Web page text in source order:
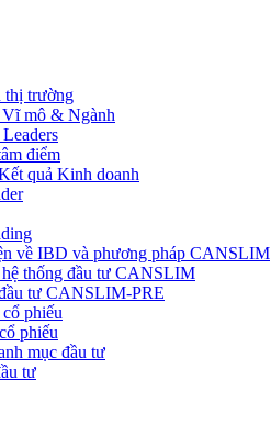
thị trường
Vĩ mô & Ngành
điểm
quả Kinh doanh
về IBD và phương pháp CANSLIM
thống đầu tư CANSLIM
tư CANSLIM-PRE
phiếu
phiếu
mục đầu tư
tư